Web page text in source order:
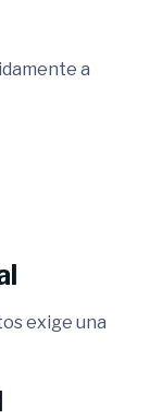
a
exige una